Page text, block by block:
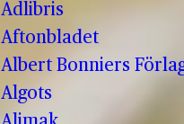
Adlibris
Aftonbladet
Albert Bonniers
Algots